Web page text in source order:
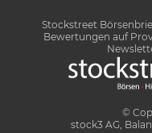
Stockstreet
Bewertungen auf
©
stock3 AG,